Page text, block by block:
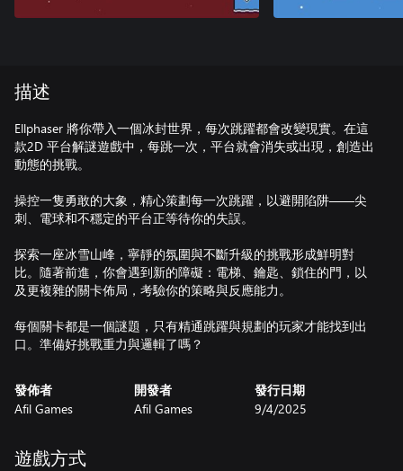
描述
Ellphaser 將你帶入一個冰封世界，每次跳躍都會改變現實。在這
款2D 平台解謎遊戲中，每跳一次，平台就會消失或出現，創造出
動態的挑戰。
操控一隻勇敢的大象，精心策劃每一次跳躍，以避開陷阱——尖
刺、電球和不穩定的平台正等待你的失誤。
探索一座冰雪山峰，寧靜的氛圍與不斷升級的挑戰形成鮮明對
比。隨著前進，你會遇到新的障礙：電梯、鑰匙、鎖住的門，以
及更複雜的關卡佈局，考驗你的策略與反應能力。
每個關卡都是一個謎題，只有精通跳躍與規劃的玩家才能找到出
口。準備好挑戰重力與邏輯了嗎？
發佈者
Afil Games
開發者
Afil Games
發行日期
9/4/2025
遊戲方式